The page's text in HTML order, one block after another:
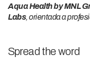
Aqua Health by MNL
Labs, orientada a
Spread the word